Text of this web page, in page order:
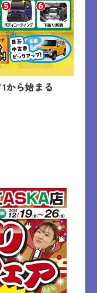
から始まる